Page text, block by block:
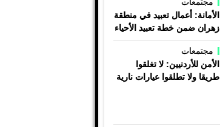
مجتمعات
الأمانة: أعمال تعبيد في منطقة
زهران ضمن خطة تعبيد الأحياء
مجتمعات
الأمن للأردنيين: لا تغلقوا
طريقا ولا تطلقوا عيارات نارية